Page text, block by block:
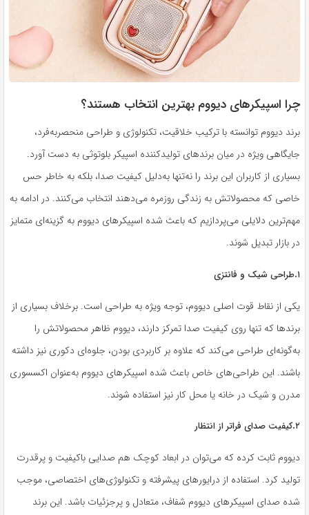
چرا اسپیکرهای دیووم بهترین انتخاب هستند؟
برند دیووم توانسته با ترکیب خلاقیت، تکنولوژی و طراحی منحصربه‌فرد،
جایگاهی ویژه در میان برندهای تولیدکننده اسپیکر بلوتوثی به دست آورد.
بسیاری از کاربران این برند را نه‌تنها به‌دلیل کیفیت صدا، بلکه به خاطر حس
خاصی که محصولاتش به زندگی روزمره می‌دهند انتخاب می‌کنند. در ادامه به
مهم‌ترین دلایلی می‌پردازیم که باعث شده اسپیکرهای دیووم به گزینه‌ای متمایز
در بازار تبدیل شوند.
۱.طراحی شیک و فانتزی
یکی از نقاط قوت اصلی دیووم، توجه ویژه به طراحی است. برخلاف بسیاری از
برندها که تنها روی کیفیت صدا تمرکز دارند، دیووم ظاهر محصولاتش را
به‌گونه‌ای طراحی می‌کند که علاوه بر کاربردی بودن، جلوه‌ای دکوری نیز داشته
باشند. این طراحی‌های خاص باعث شده اسپیکرهای دیووم به‌عنوان اکسسوری
مدرن و شیک در خانه یا محل کار نیز استفاده شوند.
۲.کیفیت صدای فراتر از انتظار
دیووم ثابت کرده که می‌توان در ابعاد کوچک هم صدایی باکیفیت و پرقدرت
تولید کرد. استفاده از درایورهای پیشرفته و تکنولوژی‌های اختصاصی، موجب
شده صدای اسپیکرهای دیووم شفاف، متعادل و پرجزئیات باشد. این برند